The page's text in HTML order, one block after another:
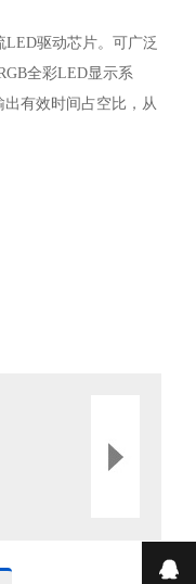
LED驱动芯片。可广泛
全彩LED显示系
有效时间占空比，从
在